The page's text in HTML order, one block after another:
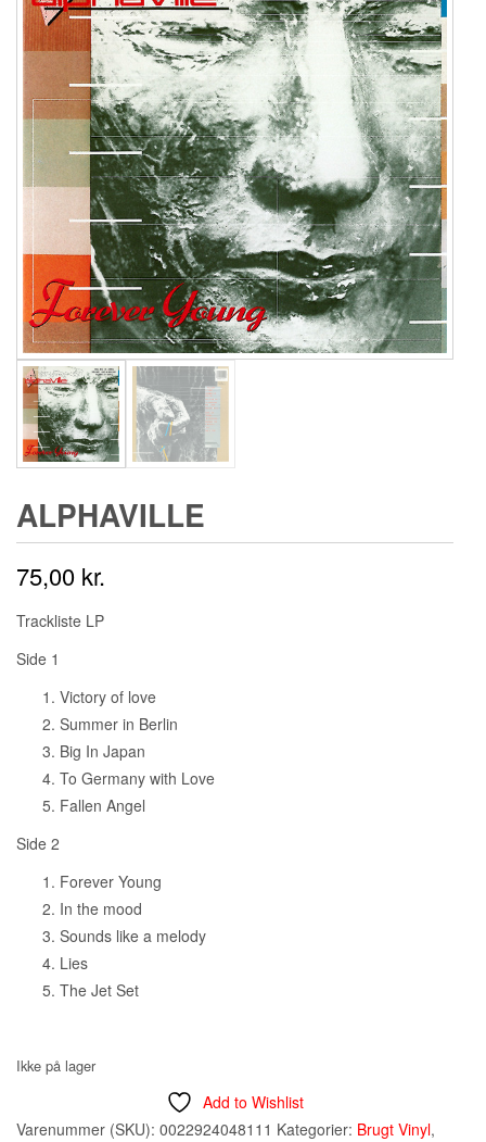
ALPHAVILLE ‎
75,00 kr.
Trackliste LP
Side 1
Victory of love
Summer in Berlin
Big In Japan
To Germany with Love
Fallen Angel
Side 2
Forever Young
In the mood
Sounds like a melody
Lies
The Jet Set
Ikke på lager
Add to Wishlist
Varenummer (SKU): 0022924048111 Kategorier: Brugt Vinyl,